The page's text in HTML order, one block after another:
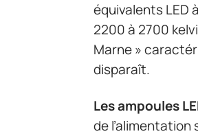
équivalents LED
2200 à 2700
Marne »
disparaît.
Les ampoules
de